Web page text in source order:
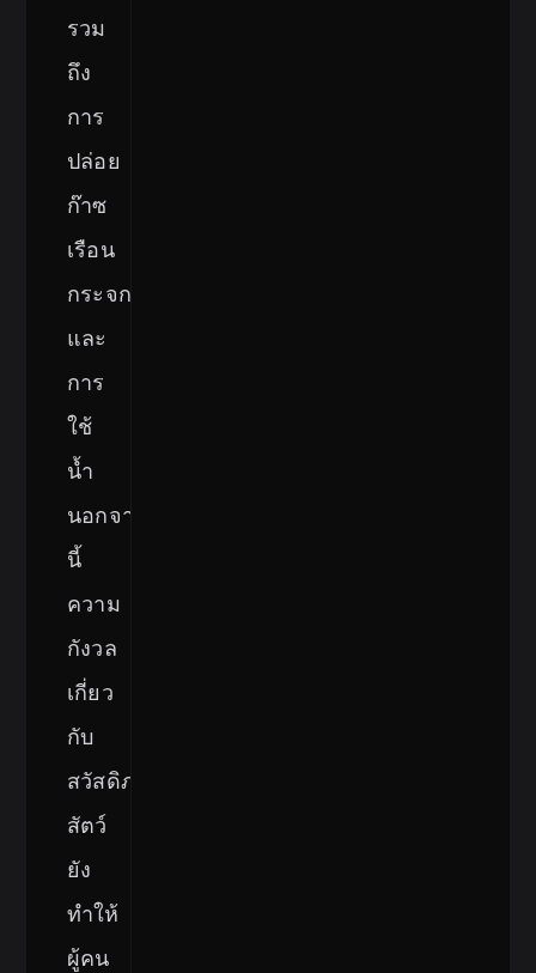
รวม
ถึง
การ
ปล่อย
ก๊าซ
เรือน
กระจก
และ
การ
ใช้
น้ำ
นอกจาก
นี้
ความ
กังวล
เกี่ยว
กับ
สวัสดิภาพ
สัตว์
ยัง
ทำให้
ผู้คน